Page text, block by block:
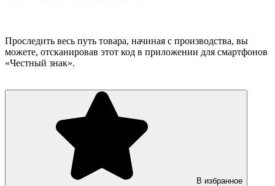
Проследить весь путь товара, начиная с производства, вы
можете, отсканировав этот код в приложении для смартфонов
«Честный знак».
В избранное